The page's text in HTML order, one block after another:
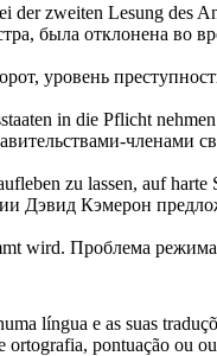
der zweiten Lesung des
была отклонена во
уровень
in die Pflicht
членами
zu lassen, auf harte
Дэвид Кэмерон
wird. Проблема режима
língua e as suas
pontuação ou